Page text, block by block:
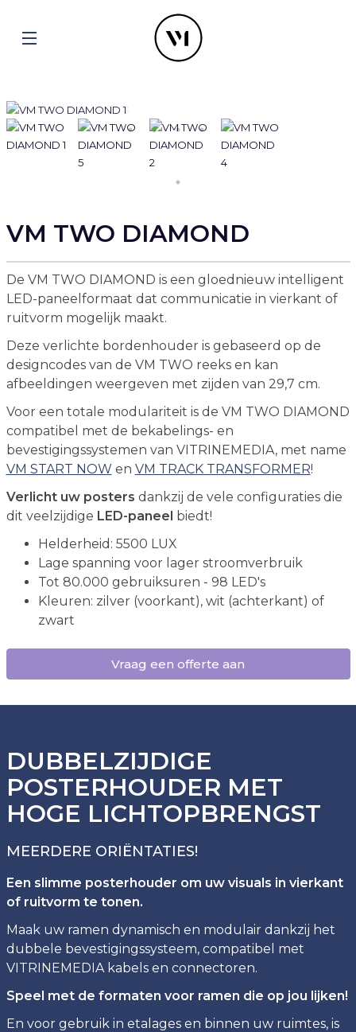
VM TWO DIAMOND
De VM TWO DIAMOND is een gloednieuw intelligent
LED-paneelformaat dat communicatie in vierkant of
ruitvorm mogelijk maakt.
Deze verlichte bordenhouder is gebaseerd op de
designcodes van de VM TWO reeks en kan
afbeeldingen weergeven met zijden van 29,7 cm.
Voor een totale modulariteit is de VM TWO DIAMOND
compatibel met de bekabelings- en
bevestigingssystemen van VITRINEMEDIA, met name
VM START NOW en VM TRACK TRANSFORMER!
Verlicht uw posters dankzij de vele configuraties die
dit veelzijdige LED-paneel biedt!
Helderheid: 5500 LUX
Lage spanning voor lager stroomverbruik
Tot 80.000 gebruiksuren - 98 LED's
Kleuren: zilver (voorkant), wit (achterkant) of
zwart
Vraag een offerte aan
DUBBELZIJDIGE
POSTERHOUDER MET
HOGE LICHTOPBRENGST
MEERDERE ORIËNTATIES!
Een slimme posterhouder om uw visuals in vierkant
of ruitvorm te tonen.
Maak uw ramen dynamisch en modulair dankzij het
dubbele bevestigingssysteem, compatibel met
VITRINEMEDIA kabels en connectoren.
Speel met de formaten voor ramen die op jou lijken!
En voor gebruik in etalages en binnen uw ruimtes, is